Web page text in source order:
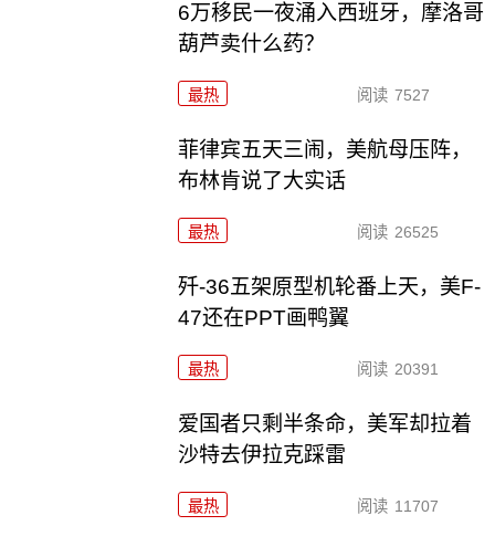
6万移民一夜涌入西班牙，摩洛哥
葫芦卖什么药？
最热 阅读 7527
菲律宾五天三闹，美航母压阵，
布林肯说了大实话
最热 阅读 26525
歼-36五架原型机轮番上天，美F-
47还在PPT画鸭翼
最热 阅读 20391
爱国者只剩半条命，美军却拉着
沙特去伊拉克踩雷
最热 阅读 11707